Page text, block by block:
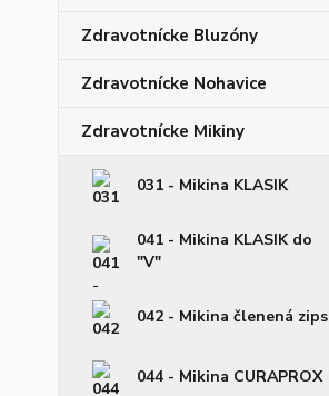
Zdravotnícke Bluzóny
Zdravotnícke Nohavice
Zdravotnícke Mikiny
031 - Mikina KLASIK
041 - Mikina KLASIK do
"V"
042 - Mikina členená zips
044 - Mikina CURAPROX